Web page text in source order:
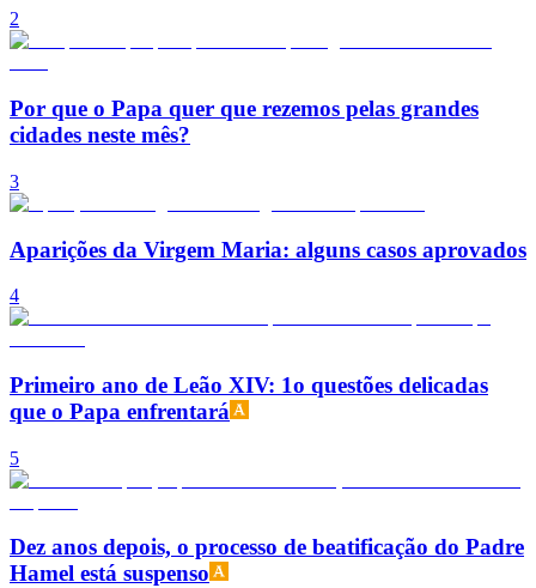
2
Por que o Papa quer que rezemos pelas grandes
cidades neste mês?
3
Aparições da Virgem Maria: alguns casos aprovados
4
Primeiro ano de Leão XIV: 1o questões delicadas
que o Papa enfrentará
5
Dez anos depois, o processo de beatificação do Padre
Hamel está suspenso